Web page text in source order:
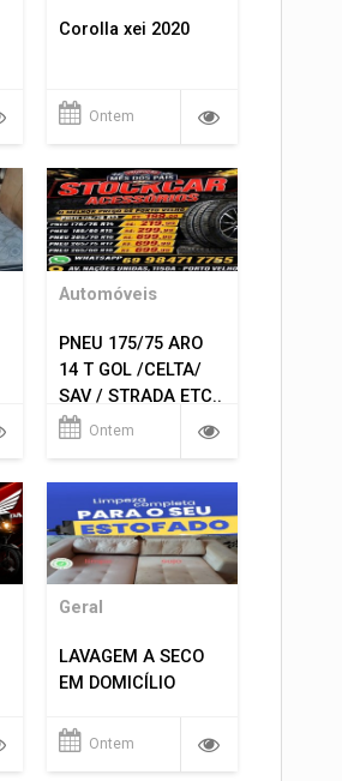
Corolla xei 2020
Ontem
Automóveis
PNEU 175/75 ARO
14 T GOL /CELTA/
SAV / STRADA ETC..
R$ 219,99
Ontem
Geral
LAVAGEM A SECO
EM DOMICÍLIO
Ontem